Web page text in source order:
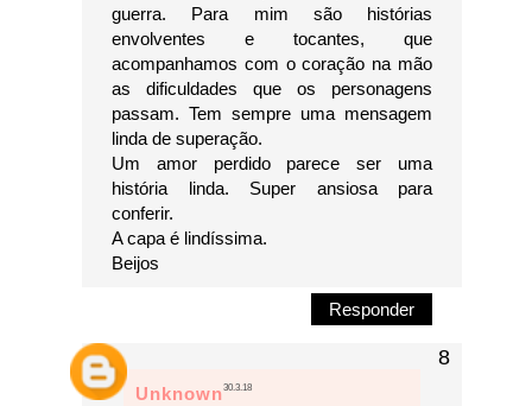
guerra. Para mim são histórias
envolventes e tocantes, que
acompanhamos com o coração na mão
as dificuldades que os personagens
passam. Tem sempre uma mensagem
linda de superação.
Um amor perdido parece ser uma
história linda. Super ansiosa para
conferir.
A capa é lindíssima.
Beijos
Responder
Unknown30.3.18